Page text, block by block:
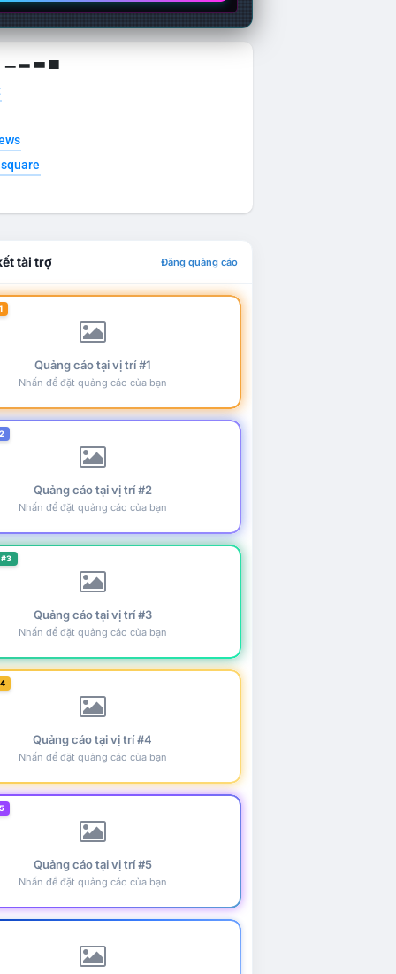
▁ ▂ ▃ ▄
tài trợ Đăng quảng cáo
Quảng cáo tại vị trí #1
Nhấn để đặt quảng cáo của bạn
Quảng cáo tại vị trí #2
Nhấn để đặt quảng cáo của bạn
Quảng cáo tại vị trí #3
Nhấn để đặt quảng cáo của bạn
Quảng cáo tại vị trí #4
Nhấn để đặt quảng cáo của bạn
Quảng cáo tại vị trí #5
Nhấn để đặt quảng cáo của bạn